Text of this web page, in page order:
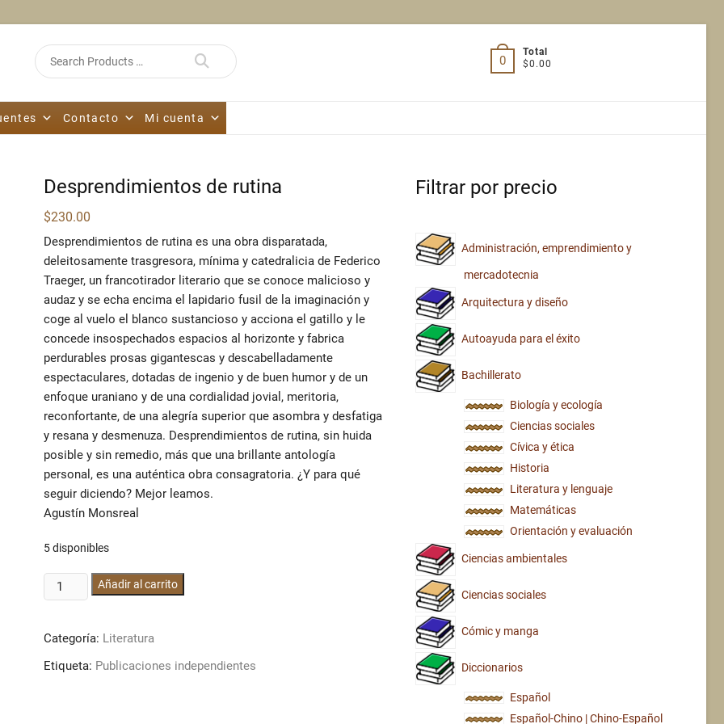
Search
0
Total
$0.00
Contacto Mi cuenta
Desprendimientos de rutina
$230.00
Desprendimientos de rutina es una obra disparatada,
deleitosamente trasgresora, mínima y catedralicia de Federico
Traeger, un francotirador literario que se conoce malicioso y
audaz y se echa encima el lapidario fusil de la imaginación y
coge al vuelo el blanco sustancioso y acciona el gatillo y le
concede insospechados espacios al horizonte y fabrica
perdurables prosas gigantescas y descabelladamente
espectaculares, dotadas de ingenio y de buen humor y de un
enfoque uraniano y de una cordialidad jovial, meritoria,
reconfortante, de una alegría superior que asombra y desfatiga
y resana y desmenuza. Desprendimientos de rutina, sin huida
posible y sin remedio, más que una brillante antología
personal, es una auténtica obra consagratoria. ¿Y para qué
seguir diciendo? Mejor leamos.
Agustín Monsreal
5 disponibles
Desprendimientos
de
cantidad
Añadir al carrito
Categoría: Literatura
Etiqueta: Publicaciones independientes
Filtrar por precio
Administración, emprendimiento y
mercadotecnia
Arquitectura y diseño
Autoayuda para el éxito
Bachillerato
Biología y ecología
Ciencias sociales
Cívica y ética
Historia
Literatura y lenguaje
Matemáticas
Orientación y evaluación
Ciencias ambientales
Ciencias sociales
Cómic y manga
Diccionarios
Español
Español-Chino | Chino-Español